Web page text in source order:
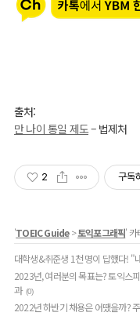
출처:
만 나이 통일 제도– 법제처
2 구독
'TOEIC Guide>토익포그래픽' 카
대학생&취준생 1천 명이 답했다! "
2023년, 여러분의 목표는? 토익스
과 (0)
2022년 하반기 채용은 어땠을까?